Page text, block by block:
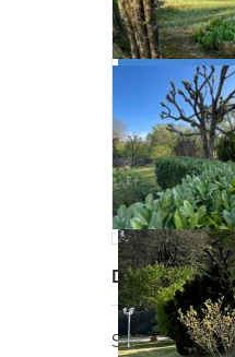
Description
Située à